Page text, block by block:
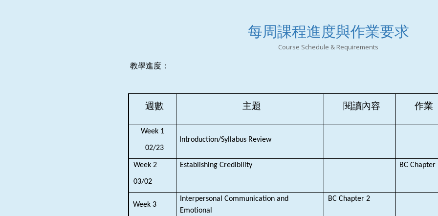
每周課程進度與作業要求
Course Schedule & Requirements
教學進度：
週數 主題 閱讀內容 作業
Week 1
02/23
Introduction/Syllabus Review
Week 2
03/02
Establishing Credibility BC
Week 3
Interpersonal Communication and
Emotional
BC Chapter 2